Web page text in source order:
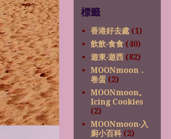
標籤
香港好去處 (1)
飲飲‧食食 (40)
遊東‧遊西 (82)
MOONmoon．
卷蛋 (2)
MOONmoon。
Icing Cookies
(2)
MOONmoon‧入
廚小百科 (2)